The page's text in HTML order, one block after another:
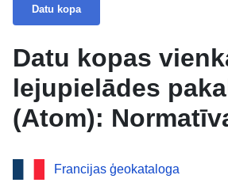
Datu kopa
Datu kopas
lejupielādes
(Atom):
zonējums —
Adrets — 21/12/
Francijas ģeokataloga